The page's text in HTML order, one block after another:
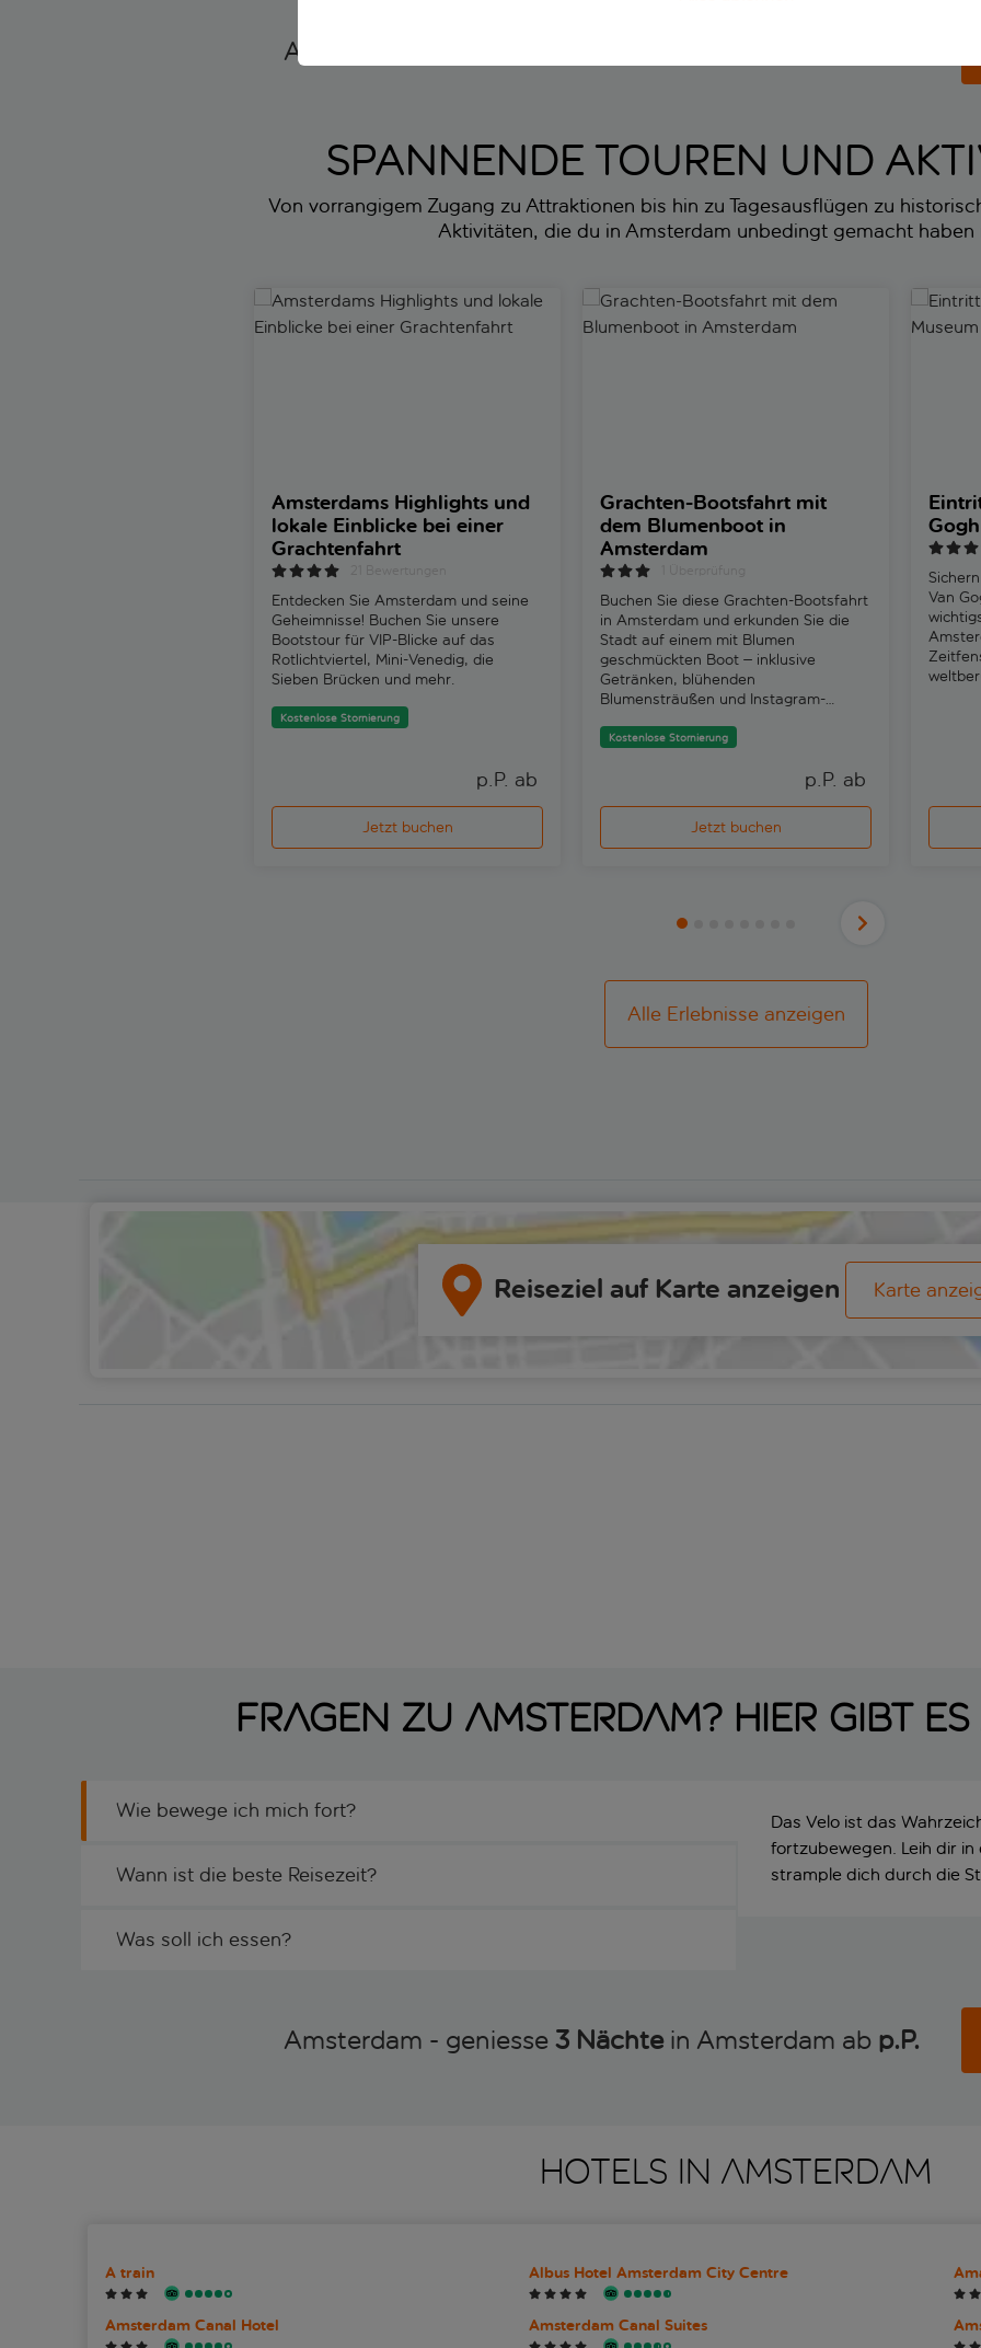
Amsterdam - geniesse
SPANNENDE TOUREN UND
Von vorrangigem Zugang zu Attraktionen bis hin zu Tagesausflügen zu
Aktivitäten, die du in Amsterdam unbedingt gemacht haben
Amsterdams Highlights und lokale Einblicke bei einer Grachtenfahrt
Amsterdams Highlights und
lokale Einblicke bei einer
Grachtenfahrt
Entdecken Sie Amsterdam und seine
Geheimnisse! Buchen Sie unsere
Bootstour für VIP-Blicke auf das
Rotlichtviertel, Mini-Venedig, die
Sieben Brücken und mehr.
Kostenlose Stornierung
p.P. ab
Jetzt buchen
Grachten-Bootsfahrt mit dem Blumenboot in
Grachten-Bootsfahrt mit
dem Blumenboot in
Amsterdam
Buchen Sie diese Grachten-Bootsfahrt
in Amsterdam und erkunden Sie die
Stadt auf einem mit Blumen
geschmückten Boot – inklusive
Getränken, blühenden
Blumensträußen und Instagram-
Kostenlose Stornierung
p.P. ab
Jetzt buchen
Van
Alle Erlebnisse anzeigen
Reiseziel auf Karte anzeigen Karte
Fragen zu Amsterdam? Hier gibt
Wie bewege ich mich fort?
Wann ist die beste Reisezeit?
Was soll ich essen?
Das Velo ist das
fortzubewegen. Leih dir
strample dich durch die
Amsterdam - geniesse 3 Nächtein Amsterdam ab p.P.
HOTELS IN AMSTERDAM
A train Albus Hotel Amsterdam City Centre
Amsterdam Canal Hotel Amsterdam Canal Suites